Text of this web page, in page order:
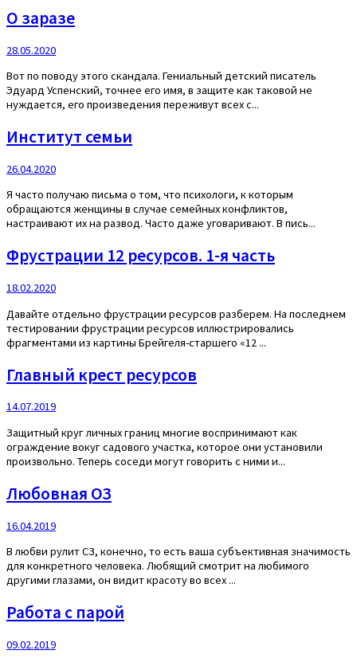
О заразе
28.05.2020
Вот по поводу этого скандала. Гениальный детский писатель
Эдуард Успенский, точнее его имя, в защите как таковой не
нуждается, его произведения переживут всех с...
Институт семьи
26.04.2020
Я часто получаю письма о том, что психологи, к которым
обращаются женщины в случае семейных конфликтов,
настраивают их на развод. Часто даже уговаривают. В пись...
Фрустрации 12 ресурсов. 1-я часть
18.02.2020
Давайте отдельно фрустрации ресурсов разберем. На последнем
тестировании фрустрации ресурсов иллюстрировались
фрагментами из картины Брейгеля-старшего «12 ...
Главный крест ресурсов
14.07.2019
Защитный круг личных границ многие воспринимают как
ограждение вокуг садового участка, которое они установили
произвольно. Теперь соседи могут говорить с ними и...
Любовная ОЗ
16.04.2019
В любви рулит СЗ, конечно, то есть ваша субъективная значимость
для конкретного человека. Любящий смотрит на любимого
другими глазами, он видит красоту во всех ...
Работа с парой
09.02.2019